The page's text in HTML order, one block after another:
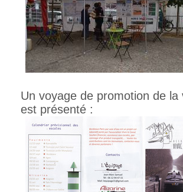
Un voyage de promotion de
est présenté :